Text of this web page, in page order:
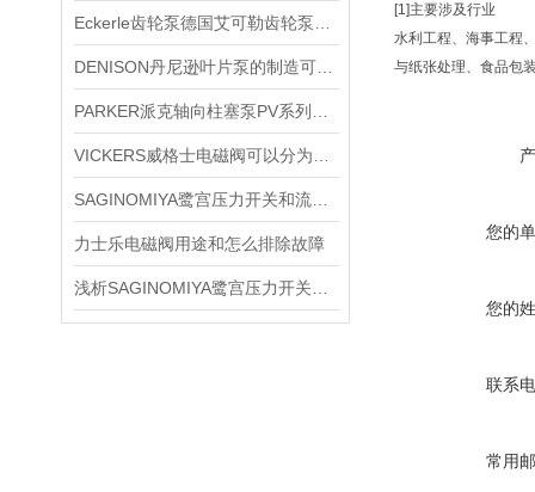
力士乐电磁阀用途和怎么排除故障
[1]主要涉及行业
水利工程、海事工程
与纸张处理、食品包
您的
您的
联系
常用